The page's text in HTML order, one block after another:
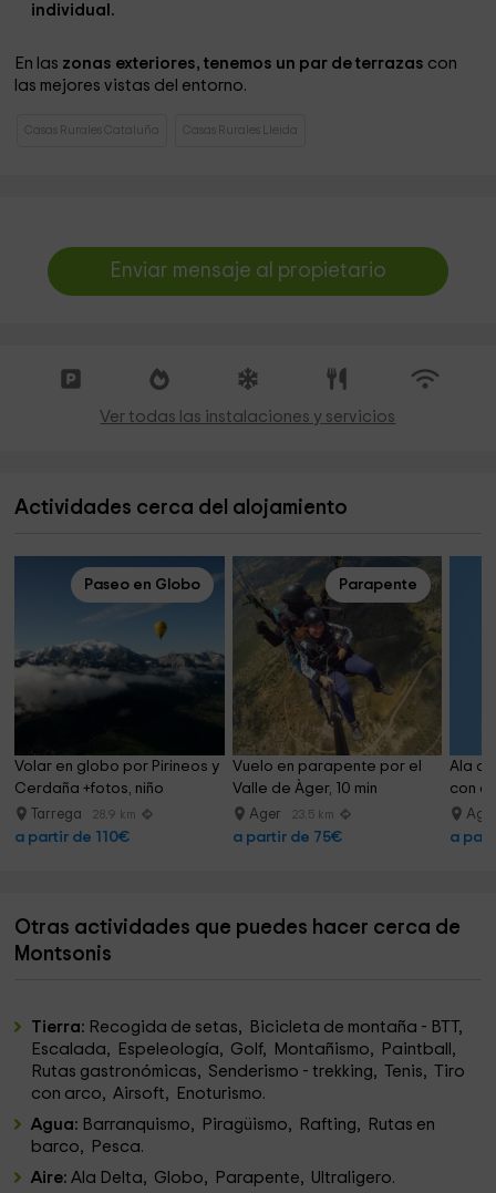
individual.
En las zonas exteriores, tenemos un par de terrazas con
las mejores vistas del entorno.
Casas Rurales Cataluña Casas Rurales Lleida
Enviar mensaje al propietario
Ver todas las instalaciones y servicios
Actividades cerca del alojamiento
Paseo en Globo
Volar en globo por Pirineos y
Cerdaña +fotos, niño
Tarrega 28.9 km
a partir de 110€
Parapente
Vuelo en parapente por el
Valle de Àger, 10 min
Ager 23.5 km
a partir de 75€
Ala
con
a
Otras actividades que puedes hacer cerca de
Montsonis
Tierra: Recogida de setas, Bicicleta de montaña - BTT,
Escalada, Espeleología, Golf, Montañismo, Paintball,
Rutas gastronómicas, Senderismo - trekking, Tenis, Tiro
con arco, Airsoft, Enoturismo.
Agua: Barranquismo, Piragüismo, Rafting, Rutas en
barco, Pesca.
Aire:Ala Delta, Globo, Parapente, Ultraligero.